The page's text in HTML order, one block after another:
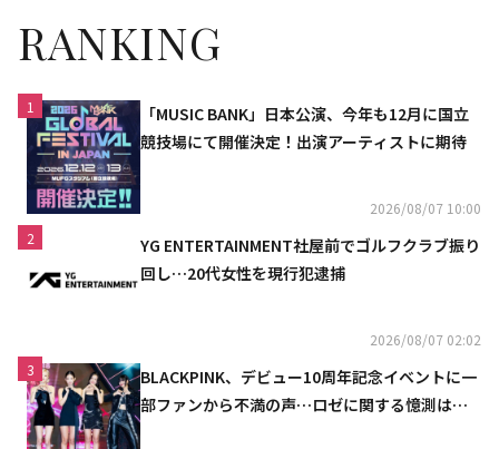
RANKING
1
「MUSIC BANK」日本公演、今年も12月に国立
競技場にて開催決定！出演アーティストに期待
2026/08/07 10:00
2
YG ENTERTAINMENT社屋前でゴルフクラブ振り
回し…20代女性を現行犯逮捕
2026/08/07 02:02
3
BLACKPINK、デビュー10周年記念イベントに一
部ファンから不満の声…ロゼに関する憶測は否